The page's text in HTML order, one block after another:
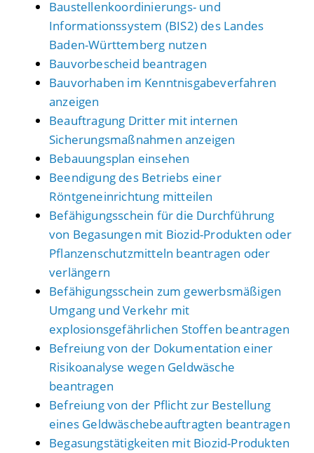
Baustellenkoordinierungs- und
Informationssystem (BIS2) des Landes
Baden-Württemberg nutzen
Bauvorbescheid beantragen
Bauvorhaben im Kenntnisgabeverfahren
anzeigen
Beauftragung Dritter mit internen
Sicherungsmaßnahmen anzeigen
Bebauungsplan einsehen
Beendigung des Betriebs einer
Röntgeneinrichtung mitteilen
Befähigungsschein für die Durchführung
von Begasungen mit Biozid-Produkten oder
Pflanzenschutzmitteln beantragen oder
verlängern
Befähigungsschein zum gewerbsmäßigen
Umgang und Verkehr mit
explosionsgefährlichen Stoffen beantragen
Befreiung von der Dokumentation einer
Risikoanalyse wegen Geldwäsche
beantragen
Befreiung von der Pflicht zur Bestellung
eines Geldwäschebeauftragten beantragen
Begasungstätigkeiten mit Biozid-Produkten